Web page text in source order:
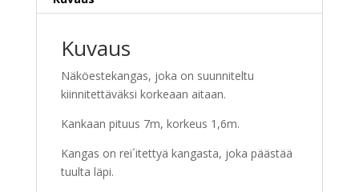
Kuvaus
Näköestekangas, joka on suunniteltu
kiinnitettäväksi korkeaan aitaan.
Kankaan pituus 7m, korkeus 1,6m.
Kangas on rei´itettyä kangasta, joka päästää
tuulta läpi.